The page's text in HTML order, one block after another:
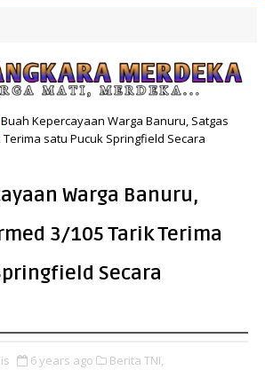
Buah Kepercayaan Warga Banuru, Satgas
satu Pucuk Springfield Secara
Warga Banuru,
3/105 Tarik Terima
Secara
6 years ago Berita TNI,